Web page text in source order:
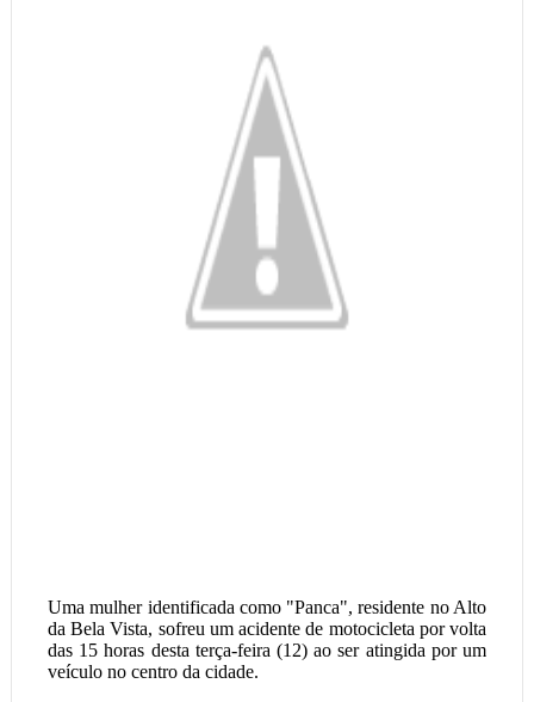
Uma mulher identificada como "Panca", residente no Alto
da Bela Vista, sofreu um acidente de motocicleta por volta
das 15 horas desta terça-feira (12) ao ser atingida por um
veículo no centro da cidade.